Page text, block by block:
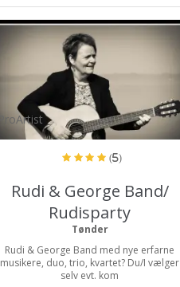
ProArtist
(5)
Rudi & George Band/
Rudisparty
Tønder
Rudi & George Band med nye erfarne
musikere, duo, trio, kvartet? Du/I vælger
selv evt. kom